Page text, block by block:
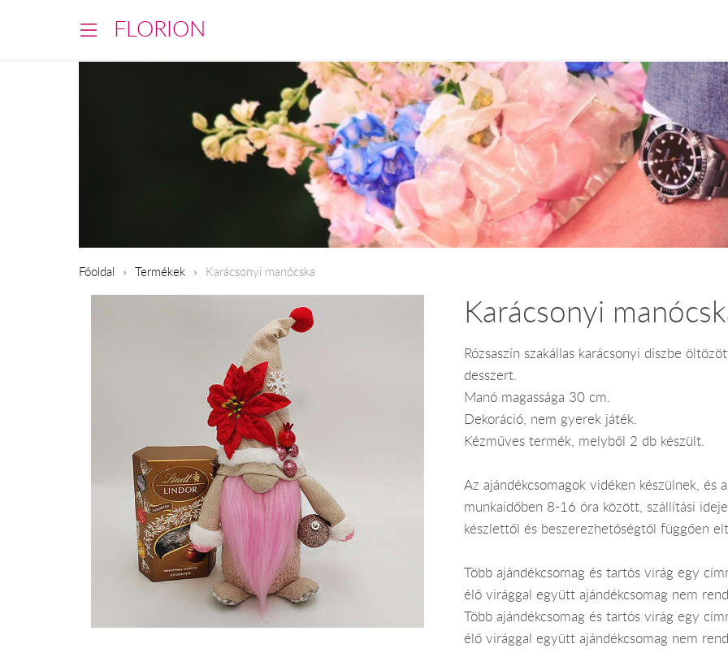
FLORION
Főoldal Termékek Karácsonyi manócska
Karácsonyi
Rózsaszín szakállas karácsonyi díszbe
desszert.
Manó magassága 30 cm.
Dekoráció, nem gyerek játék.
Kézműves termék, melyből 2 db készült.
Az ajándékcsomagok vidéken készülnek, és
munkaidőben 8-16 óra között, szállítási
készlettől és beszerezhetőségtől függően
Több ajándékcsomag és tartós virág egy
élő virággal együtt ajándékcsomag nem
Több ajándékcsomag és tartós virág egy
élő virággal együtt ajándékcsomag nem